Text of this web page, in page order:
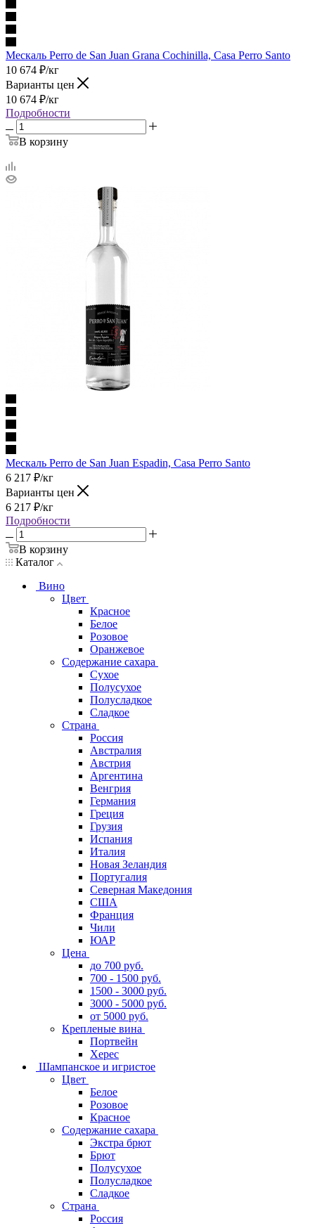
Мескаль Perro de San Juan Grana Cochinilla, Casa Perro Santo
10 674 ₽/кг
Варианты цен
10 674 ₽/кг
Подробности
В корзину
Мескаль Perro de San Juan Espadin, Casa Perro Santo
6 217 ₽/кг
Варианты цен
6 217 ₽/кг
Подробности
В корзину
Каталог
Вино
Цвет
Красное
Белое
Розовое
Оранжевое
Содержание сахара
Сухое
Полусухое
Полусладкое
Сладкое
Страна
Россия
Австралия
Австрия
Аргентина
Венгрия
Германия
Греция
Грузия
Испания
Италия
Новая Зеландия
Португалия
Северная Македония
США
Франция
Чили
ЮАР
Цена
до 700 руб.
700 - 1500 руб.
1500 - 3000 руб.
3000 - 5000 руб.
от 5000 руб.
Крепленые вина
Портвейн
Херес
Шампанское и игристое
Цвет
Белое
Розовое
Красное
Содержание сахара
Экстра брют
Брют
Полусухое
Полусладкое
Сладкое
Страна
Россия